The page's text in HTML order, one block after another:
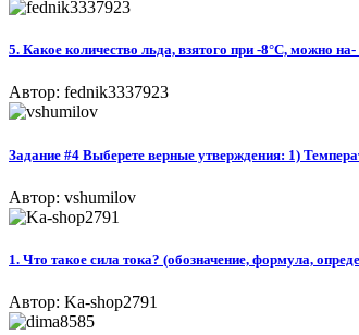
5. Какое количество льда, взятого при -8°С, можно
Автор: fednik3337923
Задание #4 Выберете верные утверждения: 1)
Автор: vshumilov
1. Что такое сила тока? (обозначение, формула,
Автор: Ka-shop2791